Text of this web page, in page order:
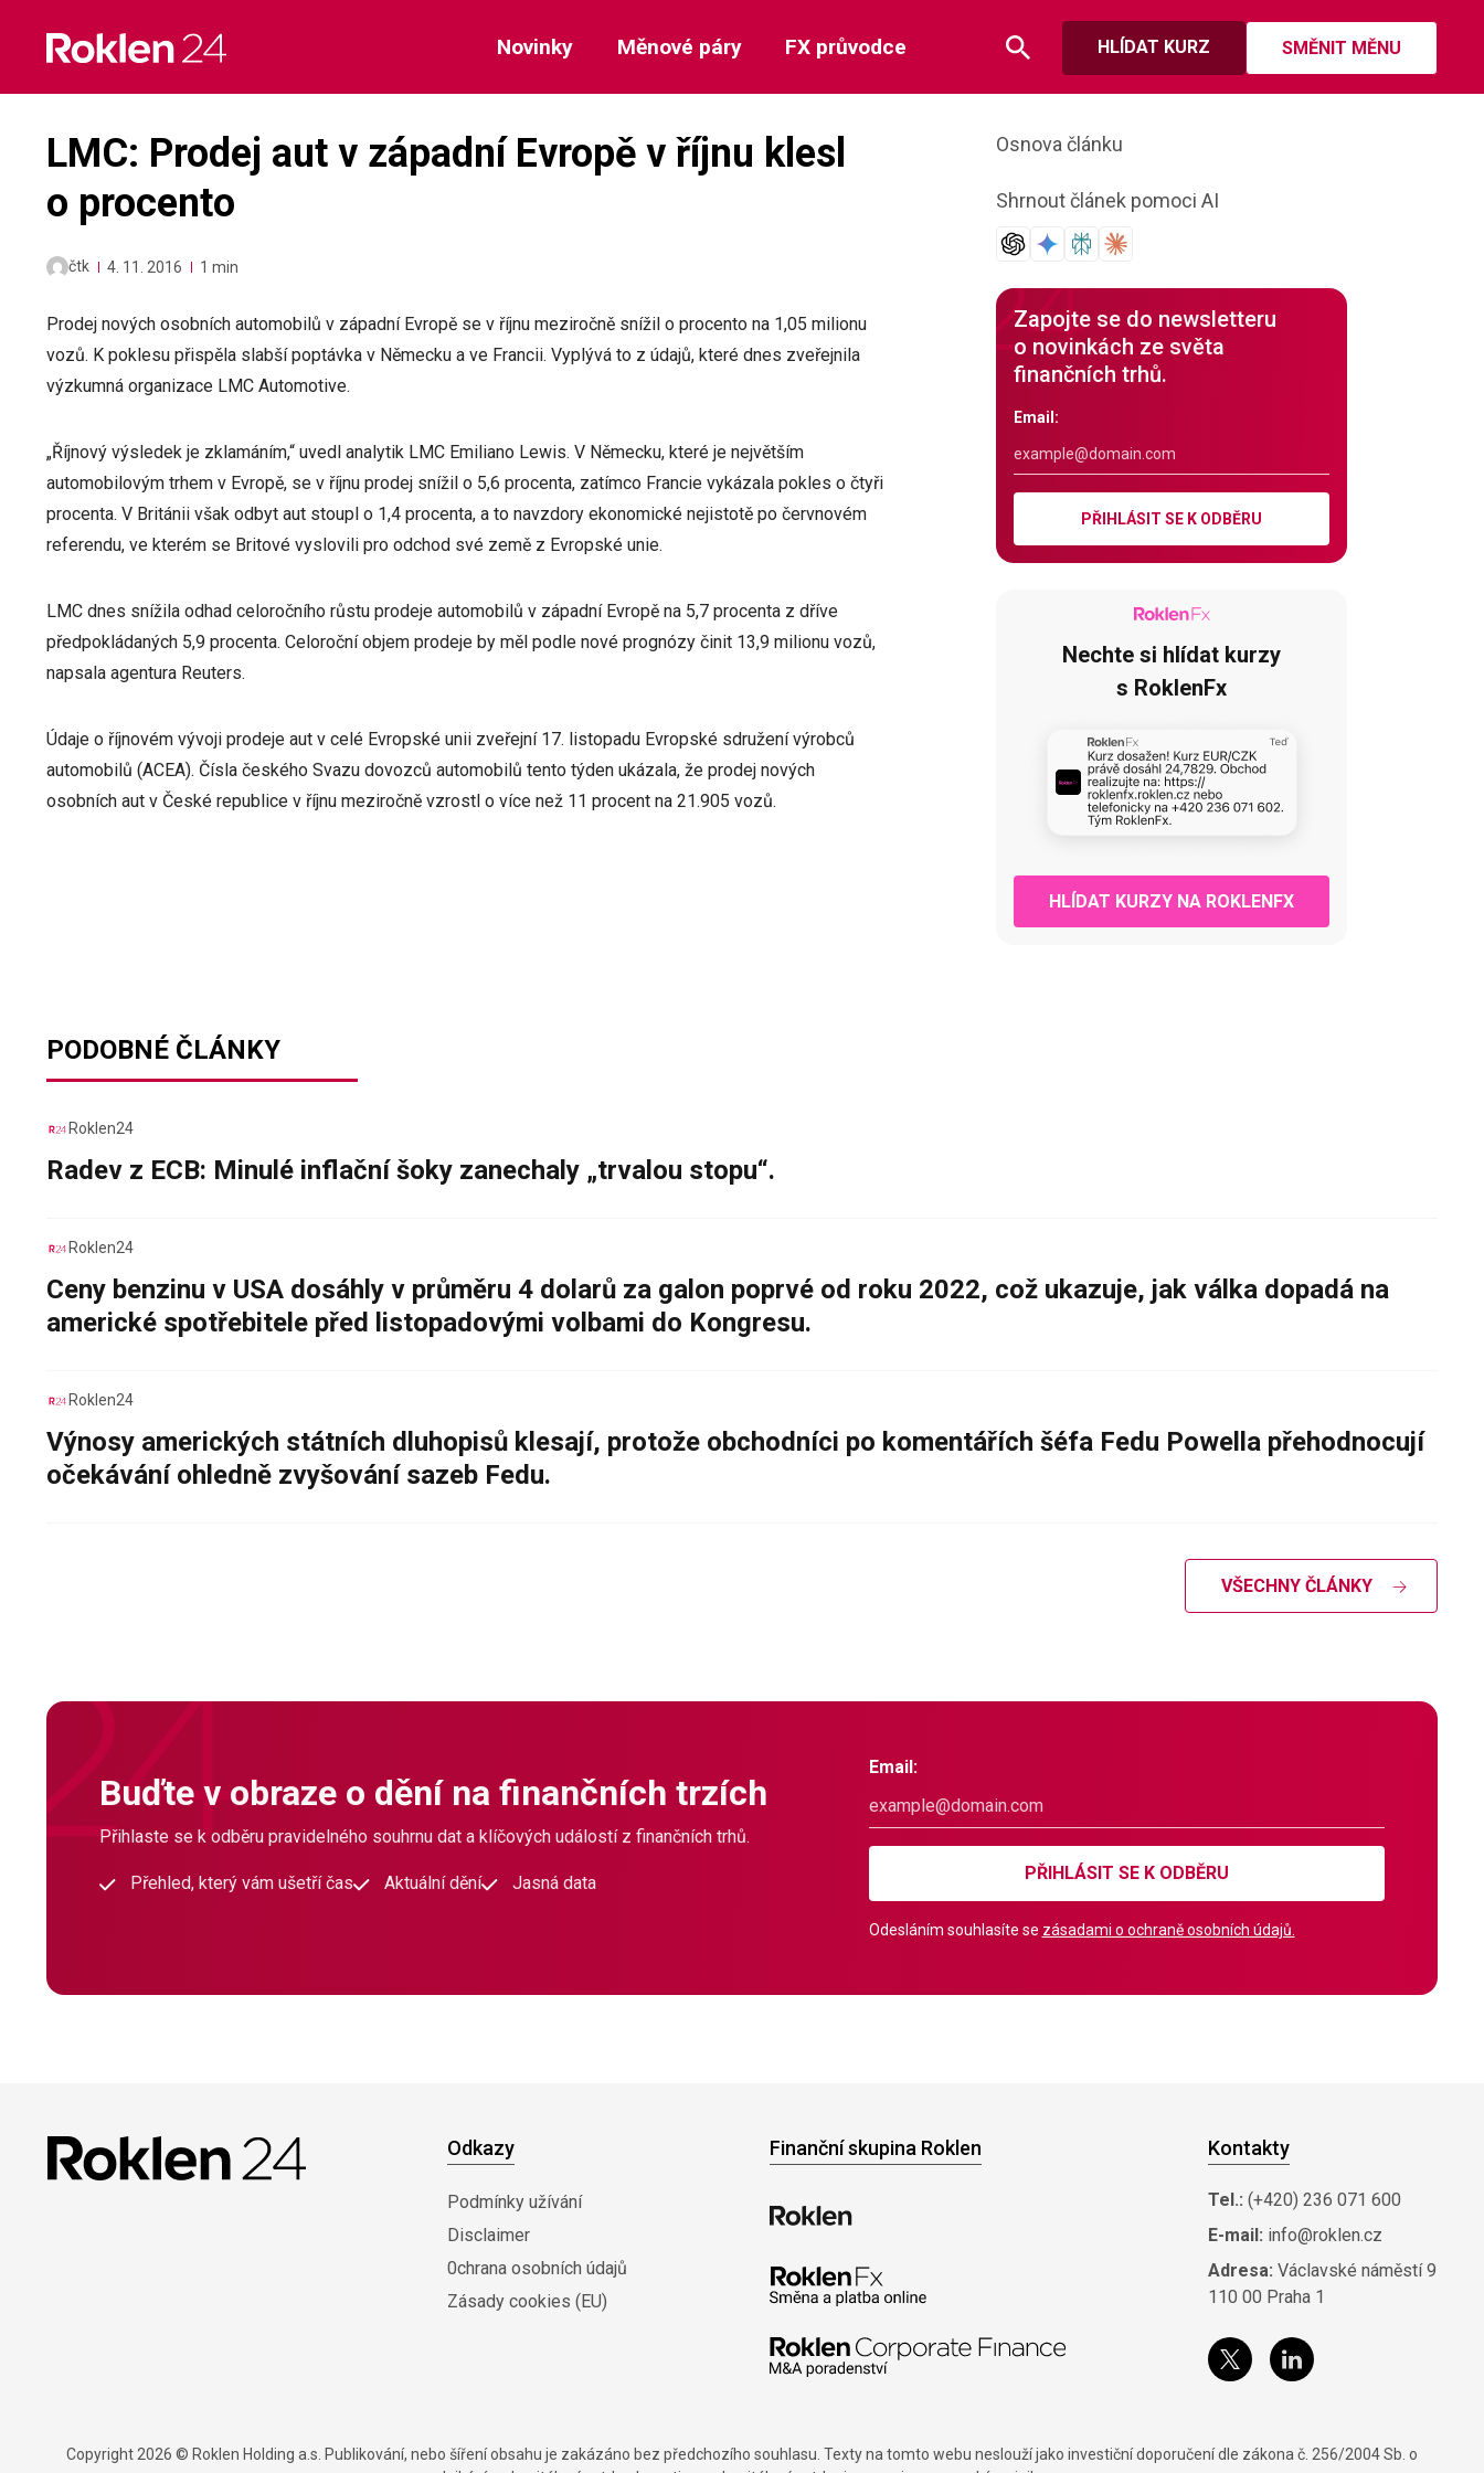
content
HLÍDAT KURZ SMĚNIT MĚNU
Novinky Měnové páry FX průvodce
LMC: Prodej aut v západní Evropě v říjnu klesl
o procento
čtk 4. 11. 2016 1 min
Prodej nových osobních automobilů v západní Evropě se v říjnu meziročně snížil o procento na 1,05 milionu
vozů. K poklesu přispěla slabší poptávka v Německu a ve Francii. Vyplývá to z údajů, které dnes zveřejnila
výzkumná organizace LMC Automotive.
„Říjnový výsledek je zklamáním,“ uvedl analytik LMC Emiliano Lewis. V Německu, které je největším
automobilovým trhem v Evropě, se v říjnu prodej snížil o 5,6 procenta, zatímco Francie vykázala pokles o čtyři
procenta. V Británii však odbyt aut stoupl o 1,4 procenta, a to navzdory ekonomické nejistotě po červnovém
referendu, ve kterém se Britové vyslovili pro odchod své země z Evropské unie.
LMC dnes snížila odhad celoročního růstu prodeje automobilů v západní Evropě na 5,7 procenta z dříve
předpokládaných 5,9 procenta. Celoroční objem prodeje by měl podle nové prognózy činit 13,9 milionu vozů,
napsala agentura Reuters.
Údaje o říjnovém vývoji prodeje aut v celé Evropské unii zveřejní 17. listopadu Evropské sdružení výrobců
automobilů (ACEA). Čísla českého Svazu dovozců automobilů tento týden ukázala, že prodej nových
osobních aut v České republice v říjnu meziročně vzrostl o více než 11 procent na 21.905 vozů.
Osnova článku
Shrnout článek pomoci AI
Zapojte se do newsletteru
o novinkách ze světa
finančních trhů.
Email:
PŘIHLÁSIT SE K ODBĚRU
Nechte si hlídat kurzy
s RoklenFx
HLÍDAT KURZY NA ROKLENFX
PODOBNÉ ČLÁNKY
Roklen24
Radev z ECB: Minulé inflační šoky zanechaly „trvalou stopu“.
Roklen24
Ceny benzinu v USA dosáhly v průměru 4 dolarů za galon poprvé od roku 2022, což ukazuje, jak válka dopadá na
americké spotřebitele před listopadovými volbami do Kongresu.
Roklen24
Výnosy amerických státních dluhopisů klesají, protože obchodníci po komentářích šéfa Fedu Powella přehodnocují
očekávání ohledně zvyšování sazeb Fedu.
VŠECHNY ČLÁNKY
Buďte v obraze o dění na finančních trzích
Přihlaste se k odběru pravidelného souhrnu dat a klíčových událostí z finančních trhů.
Přehled, který vám ušetří čas Aktuální dění Jasná data
Email:
PŘIHLÁSIT SE K ODBĚRU
Odesláním souhlasíte se zásadami o ochraně osobních údajů.
Odkazy
Podmínky užívání
Disclaimer
0chrana osobních údajů
Zásady cookies (EU)
Finanční skupina Roklen Kontakty
Tel.: (+420) 236 071 600
E-mail: info@roklen.cz
Adresa: Václavské náměstí 9
110 00 Praha 1
Copyright 2026 © Roklen Holding a.s. Publikování, nebo šíření obsahu je zakázáno bez předchozího souhlasu. Texty na tomto webu neslouží jako investiční doporučení dle zákona č. 256/2004 Sb. o